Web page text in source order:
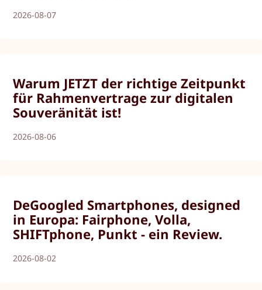
2026-08-07
Warum JETZT der richtige Zeitpunkt
für Rahmenvertrage zur digitalen
Souveränität ist!
2026-08-06
DeGoogled Smartphones, designed
in Europa: Fairphone, Volla,
SHIFTphone, Punkt - ein Review.
2026-08-02